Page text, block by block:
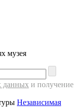
музея
данных и получение
Независимая